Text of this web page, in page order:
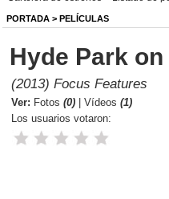
PORTADA > PELÍCULAS
Hyde Park
(2013) Focus Features
Ver: Fotos (0) Vídeos (1)
Los usuarios votaron: